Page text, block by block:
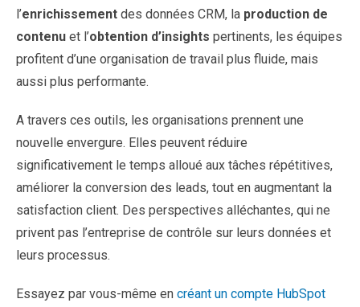
l’enrichissement des données CRM, la production de
contenu et l’obtention d’insights pertinents, les équipes
profitent d’une organisation de travail plus fluide, mais
aussi plus performante.
A travers ces outils, les organisations prennent une
nouvelle envergure. Elles peuvent réduire
significativement le temps alloué aux tâches répétitives,
améliorer la conversion des leads, tout en augmentant la
satisfaction client. Des perspectives alléchantes, qui ne
privent pas l’entreprise de contrôle sur leurs données et
leurs processus.
Essayez par vous-même en créant un compte HubSpot